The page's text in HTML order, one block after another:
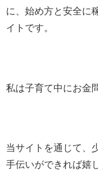
に、始め方と安全に
イトです。
私は子育て中にお金
当サイトを通じて、
手伝いができれば嬉